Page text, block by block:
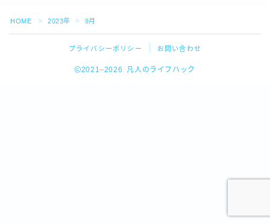
HOME ＞ 2023年 ＞ 9月
プライバシーポリシー お問い合わせ
2021–2026 凡人のライフハック